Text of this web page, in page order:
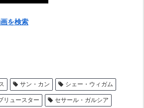
を検索
サン・カン シェー・ウィガム
リュースター セサール・ガルシア